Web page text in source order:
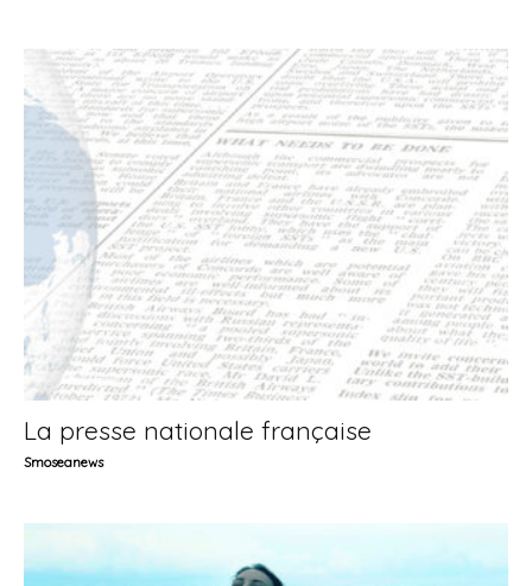
La presse nationale française
Smoseanews